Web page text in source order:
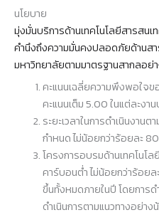
นโยบาย
มุ่งมั่นบริการด้านเทคโนโลยีสารสน
คำนึงถึงความมั่นคงปลอดภัยด้านส
มหาวิทยาลัยตามมาตรฐานสากลอย่
คะแนนเฉลี่ยความพึงพอใจ
คะแนนเต็ม 5.00 ในแต่ละงา
ระยะเวลาในการดำเนินงาน
กำหนด ไม่น้อยกว่าร้อยละ
โครงการอบรมด้านเทคโนโ
คาร์บอนต่ำ ไม่น้อยกว่าร้อย
ขึ้นทั้งหมดภายในปี โดยการ
ดำเนินการตามแนวทางอย่า